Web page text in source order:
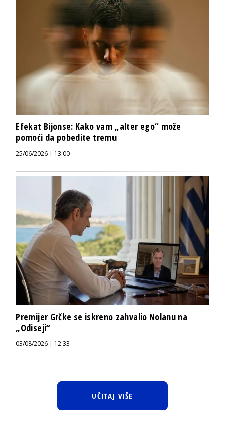
Efekat Bijonse: Kako vam „alter ego“ može
pomoći da pobedite tremu
25/06/2026 | 13:00
Premijer Grčke se iskreno zahvalio Nolanu na
„Odiseji“
03/08/2026 | 12:33
UČITAJ VIŠE